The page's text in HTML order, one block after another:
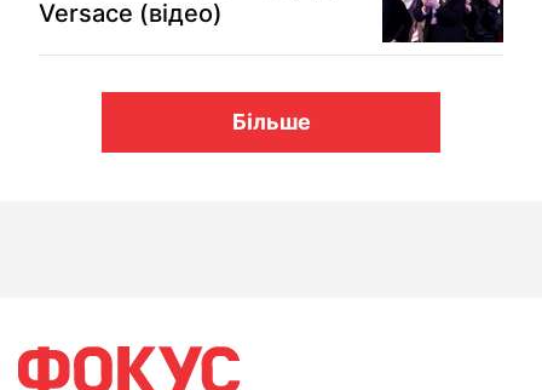
Versace (відео)
Більше